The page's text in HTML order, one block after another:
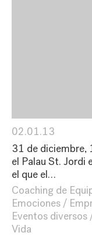
02.01.13
31 de diciembre,
el Palau St. Jordi
el que el…
Coaching de
Emociones
Eventos diversos
Vida